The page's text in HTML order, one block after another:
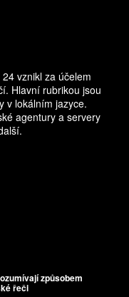
vznikl za účelem
Hlavní rubrikou jsou
v lokálním jazyce.
agentury a servery
způsobem
řeči